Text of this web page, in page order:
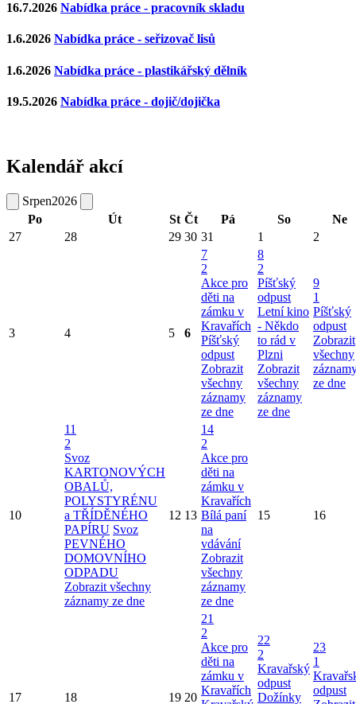
16.7.2026 Nabídka práce - pracovník skladu
1.6.2026 Nabídka práce - seřizovač lisů
1.6.2026 Nabídka práce - plastikářský dělník
19.5.2026 Nabídka práce - dojič/dojička
Kalendář akcí
Srpen2026
Po
Út St Čt Pá So
Ne
27
28 29 30 31 1 2
3 4 5 6
7
2
Akce pro
děti na
zámku v
Kravařích
Píšťský
odpust
Zobrazit
všechny
záznamy
ze dne
8
2
Píšťský
odpust
Letní kino
- Někdo
to rád v
Plzni
Zobrazit
všechny
záznamy
ze dne
9
1
Píšťský
odpust
Zobrazit
všechny
ze dne
10
11
2
Svoz
KARTONOVÝCH
OBALŮ,
POLYSTYRÉNU
a TŘÍDĚNÉHO
PAPÍRU Svoz
PEVNÉHO
DOMOVNÍHO
ODPADU
Zobrazit všechny
záznamy ze dne
12 13
14
2
Akce pro
děti na
zámku v
Kravařích
Bílá paní
na
vdávání
Zobrazit
všechny
záznamy
ze dne
15 16
17 18 19 20
21
2
Akce pro
děti na
zámku v
Kravařích
22
2
Kravařský
odpust
Dožínky
23
1
odpust